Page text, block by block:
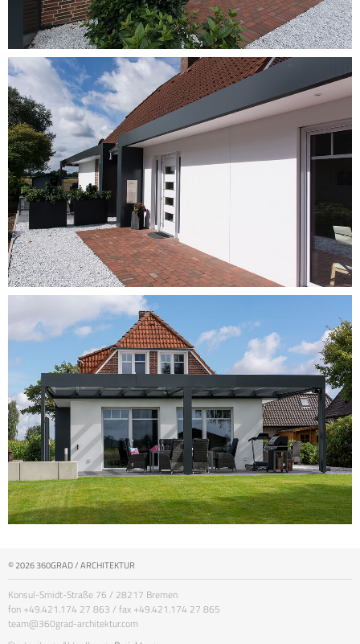
© 2026 360GRAD / ARCHITEKTUR
Konsul-Smidt-Straße 76 / 28217 Bremen
fon +49.421.174 27 863 / fax +49.421.174 27 865
team@360grad-architektur.com